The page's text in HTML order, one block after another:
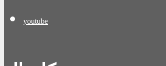
youtube